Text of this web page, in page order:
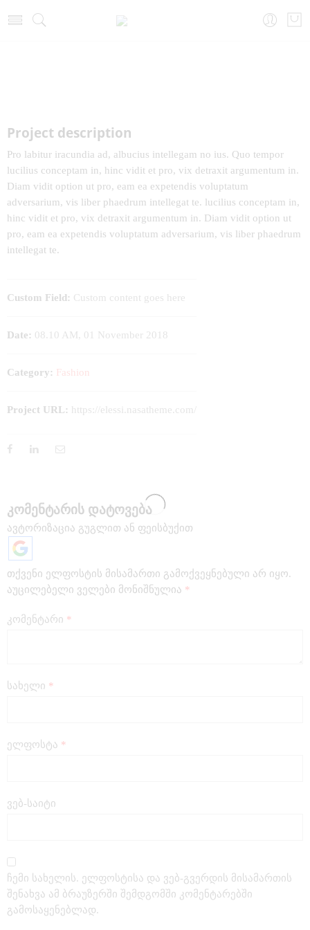
Project description
Pro labitur iracundia ad, albucius intellegam no ius. Quo tempor
lucilius conceptam in, hinc vidit et pro, vix detraxit argumentum in.
Diam vidit option ut pro, eam ea expetendis voluptatum
adversarium, vis liber phaedrum intellegat te. lucilius conceptam in,
hinc vidit et pro, vix detraxit argumentum in. Diam vidit option ut
pro, eam ea expetendis voluptatum adversarium, vis liber phaedrum
intellegat te.
Custom Field: Custom content goes here
Date: 08.10 AM, 01 November 2018
Category: Fashion
Project URL: https://elessi.nasatheme.com/
კომენტარის დატოვება
ავტორიზაცია გუგლით ან ფეისბუქით
თქვენი ელფოსტის მისამართი გამოქვეყნებული არ იყო.
აუცილებელი ველები მონიშნულია *
კომენტარი *
სახელი *
ელფოსტა *
ვებ-საიტი
ჩემი სახელის. ელფოსტისა და ვებ-გვერდის მისამართის
შენახვა ამ ბრაუზერში შემდგომში კომენტარებში
გამოსაყენებლად.